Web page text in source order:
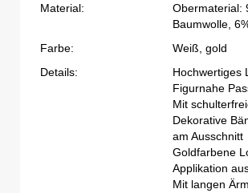
Material:
Obermaterial:
Baumwolle,
Farbe:
Weiß, gold
Details:
Hochwertiges
Figurnahe
Mit
Dekorative
am Ausschnitt
Goldfarbene
Applikation
Mit langen